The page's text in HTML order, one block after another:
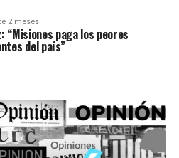
2 meses
“Misiones paga los peores
del país”